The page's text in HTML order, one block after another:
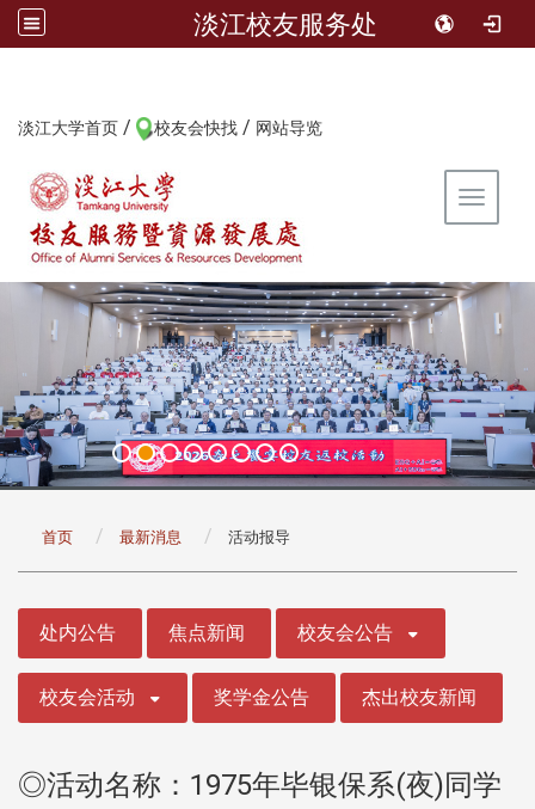
淡江校友服务处
淡江大学首页 / 校友会快找 / 网站导览
Toggle
首页 最新消息 活动报导
处内公告 焦点新闻 校友会公告
校友会活动 奖学金公告 杰出校友新闻
◎活动名称：1975年毕银保系(夜)同学